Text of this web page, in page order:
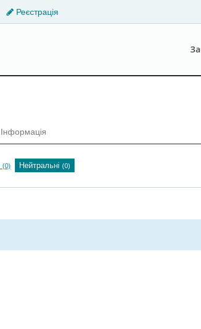
Реєстрація
Інформація
(0) Нейтральні (0)